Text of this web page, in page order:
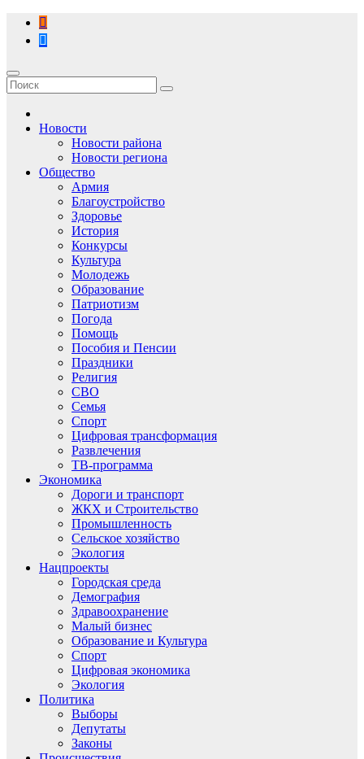
Перейти
содержимому
Новости
Новости района
Новости региона
Общество
Армия
Благоустройство
Здоровье
История
Конкурсы
Культура
Молодежь
Образование
Патриотизм
Погода
Помощь
Пособия и Пенсии
Праздники
Религия
СВО
Семья
Спорт
Цифровая трансформация
Развлечения
ТВ-программа
Экономика
Дороги и транспорт
ЖКХ и Строительство
Промышленность
Сельское хозяйство
Экология
Нацпроекты
Городская среда
Демография
Здравоохранение
Малый бизнес
Образование и Культура
Спорт
Цифровая экономика
Экология
Политика
Выборы
Депутаты
Законы